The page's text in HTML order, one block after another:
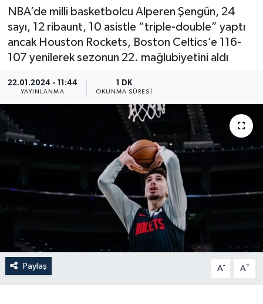
NBA’de milli basketbolcu Alperen Şengün, 24
sayı, 12 ribaunt, 10 asistle “triple-double” yaptı
ancak Houston Rockets, Boston Celtics’e 116-
107 yenilerek sezonun 22. mağlubiyetini aldı
22.01.2024 - 11:44
YAYINLANMA
1 DK
OKUNMA SÜRESI
Paylaş A- A+
Resmi İlanlar
Sağlık
Bi̇li̇m & Teknoloji̇
Eği̇ti̇m
Tüm Manşetler
Son Dakika Haberleri